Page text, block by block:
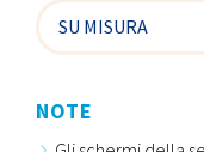
SU MISURA
NOTE